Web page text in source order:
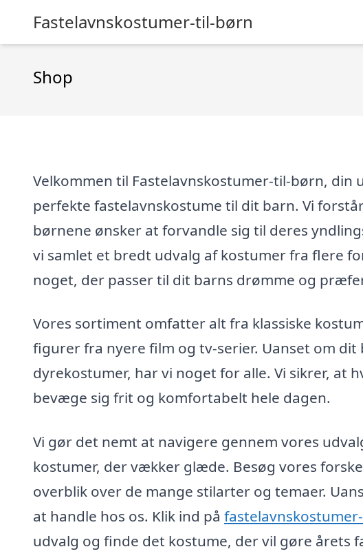
Fastelavnskostumer-til-børn
Shop
Velkommen til Fastelavnskostumer-til-børn,
perfekte fastelavnskostume til dit barn. Vi
børnene ønsker at forvandle sig til deres
vi samlet et bredt udvalg af kostumer fra flere
noget, der passer til dit barns drømme og
Vores sortiment omfatter alt fra klassiske
figurer fra nyere film og tv-serier. Uanset om
dyrekostumer, har vi noget for alle. Vi sikrer, at
bevæge sig frit og komfortabelt hele dagen.
Vi gør det nemt at navigere gennem vores
kostumer, der vækker glæde. Besøg vores
overblik over de mange stilarter og temaer.
at handle hos os. Klik ind på
udvalg og finde det kostume, der vil gøre årets